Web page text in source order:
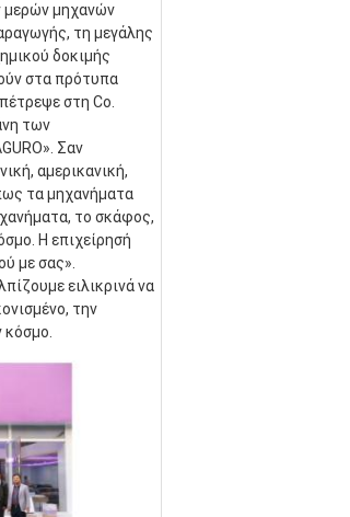
μερών μηχανών
τη μεγάλης
δοκιμής
στα πρότυπα
στη Co.
των
Σαν
αμερικανική,
τα μηχανήματα
το σκάφος,
Η επιχείρησή
με σας».
ειλικρινά να
την
κόσμο.